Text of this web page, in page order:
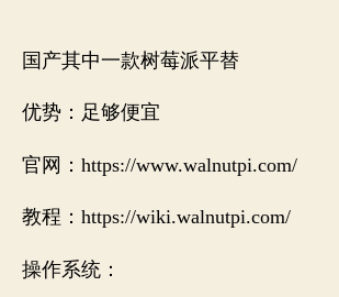
国产其中一款树莓派平替
优势：足够便宜
官网：https://www.walnutpi.com/
教程：https://wiki.walnutpi.com/
操作系统：